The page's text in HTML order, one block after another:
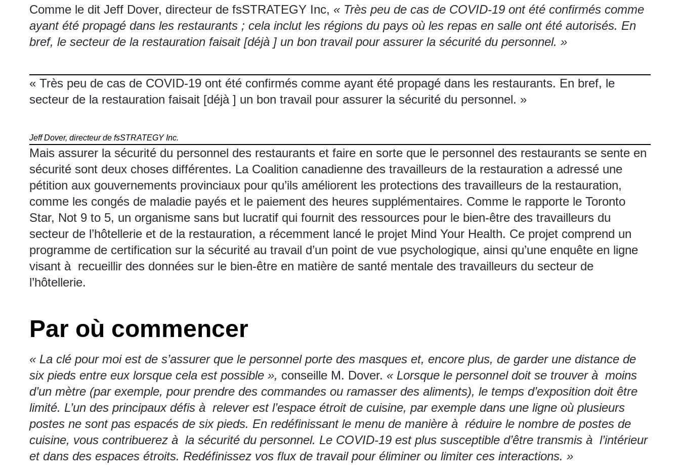
Comme le dit Jeff Dover, directeur de fsSTRATEGY Inc, « Très peu de cas de COVID-19 ont été confirmés comme
ayant été propagé dans les restaurants ; cela inclut les régions du pays où les repas en salle ont été autorisés. En
bref, le secteur de la restauration faisait [déjà ] un bon travail pour assurer la sécurité du personnel. »
« Très peu de cas de COVID-19 ont été confirmés comme ayant été propagé dans les restaurants. En bref, le
secteur de la restauration faisait [déjà ] un bon travail pour assurer la sécurité du personnel. »
Jeff Dover, directeur de fsSTRATEGY Inc.
Mais assurer la sécurité du personnel des restaurants et faire en sorte que le personnel des restaurants se sente en
sécurité sont deux choses différentes. La Coalition canadienne des travailleurs de la restauration a adressé une
pétition aux gouvernements provinciaux pour qu’ils améliorent les protections des travailleurs de la restauration,
comme les congés de maladie payés et le paiement des heures supplémentaires. Comme le rapporte le Toronto
Star, Not 9 to 5, un organisme sans but lucratif qui fournit des ressources pour le bien-être des travailleurs du
secteur de l’hôtellerie et de la restauration, a récemment lancé le projet Mind Your Health. Ce projet comprend un
programme de certification sur la sécurité au travail d’un point de vue psychologique, ainsi qu’une enquête en ligne
visant à recueillir des données sur le bien-être en matière de santé mentale des travailleurs du secteur de
l’hôtellerie.
Par où commencer
« La clé pour moi est de s’assurer que le personnel porte des masques et, encore plus, de garder une distance de
six pieds entre eux lorsque cela est possible », conseille M. Dover. « Lorsque le personnel doit se trouver à moins
d’un mètre (par exemple, pour prendre des commandes ou ramasser des aliments), le temps d’exposition doit être
limité. L’un des principaux défis à relever est l’espace étroit de cuisine, par exemple dans une ligne où plusieurs
postes ne sont pas espacés de six pieds. En redéfinissant le menu de manière à réduire le nombre de postes de
cuisine, vous contribuerez à la sécurité du personnel. Le COVID-19 est plus susceptible d’être transmis à l’intérieur
et dans des espaces étroits. Redéfinissez vos flux de travail pour éliminer ou limiter ces interactions. »